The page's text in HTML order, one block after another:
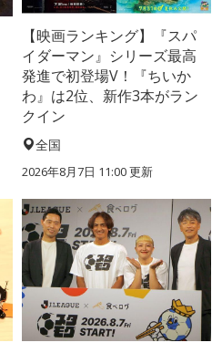
【映画ランキング】『スパ
イダーマン』シリーズ最高
発進で初登場V！『ちいか
わ』は2位、新作3本がラン
クイン
全国
2026年8月7日 11:00更新